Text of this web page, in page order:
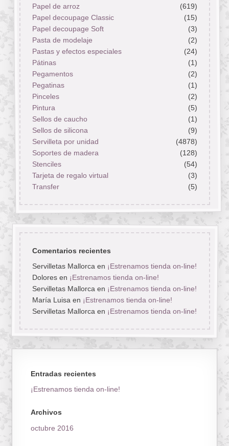
Papel de arroz
(619)
Papel decoupage Classic
(15)
Papel decoupage Soft
(3)
Pasta de modelaje
(2)
Pastas y efectos especiales
(24)
Pátinas
(1)
Pegamentos
(2)
Pegatinas
(1)
Pinceles
(2)
Pintura
(5)
Sellos de caucho
(1)
Sellos de silicona
(9)
Servilleta por unidad
(4878)
Soportes de madera
(128)
Stenciles
(54)
Tarjeta de regalo virtual
(3)
Transfer
(5)
Comentarios recientes
Servilletas Mallorca en ¡Estrenamos tienda on-line!
Doloresen ¡Estrenamos tienda on-line!
Servilletas Mallorca en ¡Estrenamos tienda on-line!
María Luisa en ¡Estrenamos tienda on-line!
Servilletas Mallorca en ¡Estrenamos tienda on-line!
Entradas recientes
¡Estrenamos tienda on-line!
Archivos
octubre 2016